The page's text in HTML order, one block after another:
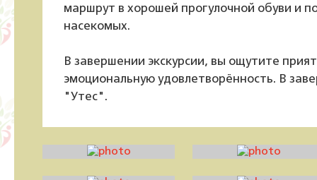
маршрут в хорошей прогулочной обуви и
насекомых.
В завершении экскурсии, вы ощутите
эмоциональную удовлетворённость. В
"Утес".